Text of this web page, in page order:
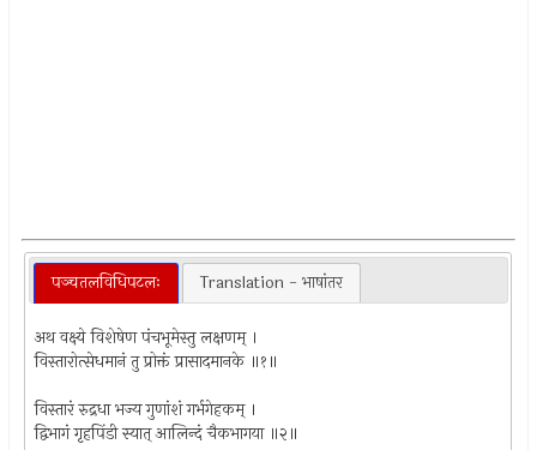
पञ्चतलविधिपटलः Translation - भाषांतर
अथ वक्ष्ये विशेषेण पंचभूमेस्तु लक्षणम् ।
विस्तारोत्सेधमानं तु प्रोक्तं प्रासादमानके ॥१॥
विस्तारं रुद्रधा भज्य गुणांशं गर्भगेहकम् ।
द्विभागं गृहपिंडी स्यात् आलिन्दं चैकभागया ॥२॥